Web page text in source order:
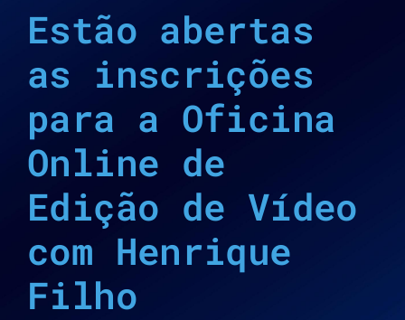
Estão abertas
as inscrições
para a Oficina
Online de
Edição de Vídeo
com Henrique
Filho